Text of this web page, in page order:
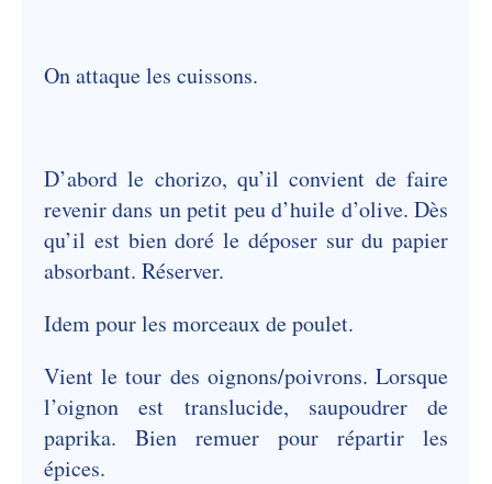
On attaque les cuissons.
D’abord le chorizo, qu’il convient de faire
revenir dans un petit peu d’huile d’olive. Dès
qu’il est bien doré le déposer sur du papier
absorbant. Réserver.
Idem pour les morceaux de poulet.
Vient le tour des oignons/poivrons. Lorsque
l’oignon est translucide, saupoudrer de
paprika. Bien remuer pour répartir les
épices.